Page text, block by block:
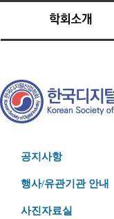
공지사항
행사/유관기관 안내
사진자료실